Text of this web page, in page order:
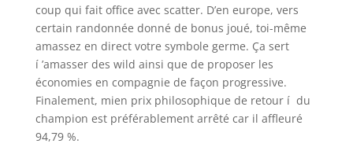
coup qui fait office avec scatter. D’en europe, vers
certain randonnée donné de bonus joué, toi-même
amassez en direct votre symbole germe. Ça sert
í ’amasser des wild ainsi que de proposer les
économies en compagnie de façon progressive.
Finalement, mien prix philosophique de retour í du
champion est préférablement arrêté car il affleuré
94,79 %.